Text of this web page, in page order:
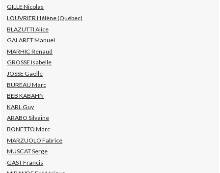
GILLE Nicolas
LOUVRIER Hélène (Québec)
BLAZUTTI Alice
GALARET Manuel
MARHIC Renaud
GROSSE Isabelle
JOSSE Gaëlle
BUREAU Marc
BEB KABAHN
KARL Guy
ARABO Silvaine
BONETTO Marc
MARZUOLO Fabrice
MUSCAT Serge
GAST Francis